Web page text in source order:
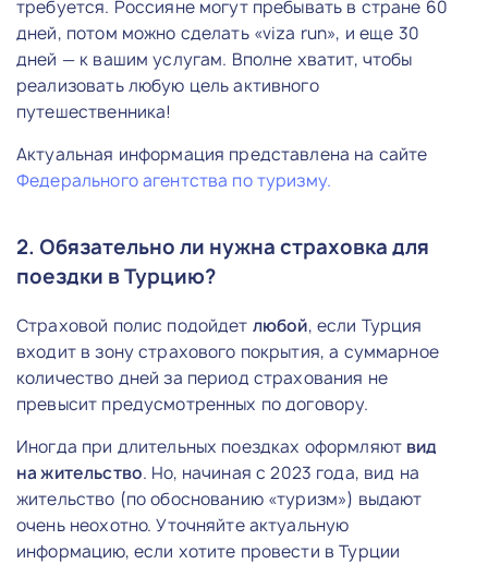
требуется. Россияне могут пребывать в стране 60
дней, потом можно сделать «viza run», и еще 30
дней — к вашим услугам. Вполне хватит, чтобы
реализовать любую цель активного
путешественника!
Актуальная информация представлена на сайте
Федерального агентства по туризму.
2. Обязательно ли нужна страховка для
поездки в Турцию?
Страховой полис подойдет любой, если Турция
входит в зону страхового покрытия, а суммарное
количество дней за период страхования не
превысит предусмотренных по договору.
Иногда при длительных поездках оформляют вид
на жительство. Но, начиная с 2023 года, вид на
жительство (по обоснованию «туризм») выдают
очень неохотно. Уточняйте актуальную
информацию, если хотите провести в Турции